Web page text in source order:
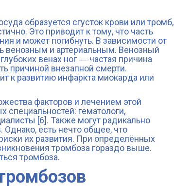
образуется сгусток крови или тромб,
Это приводит к тому, что часть
и может погибнуть. В зависимости от
венозным и артериальным. Венозный
венах ног ― частая причина
причиной внезапной смерти.
к развитию инфаркта миокарда или
факторов и лечением этой
специальностей: гематологи,
[6]. Также могут радикально
Однако, есть нечто общее, что
их развития. При определённых
тромбоза гораздо выше.
тромбоза.